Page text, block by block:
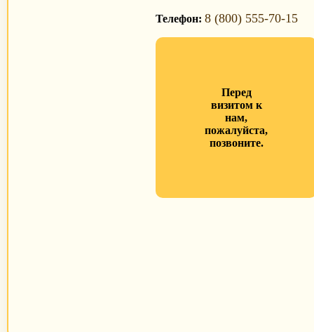
Телефон: 8 (800) 555-70-15
Перед
визитом к
нам,
пожалуйста,
позвоните.